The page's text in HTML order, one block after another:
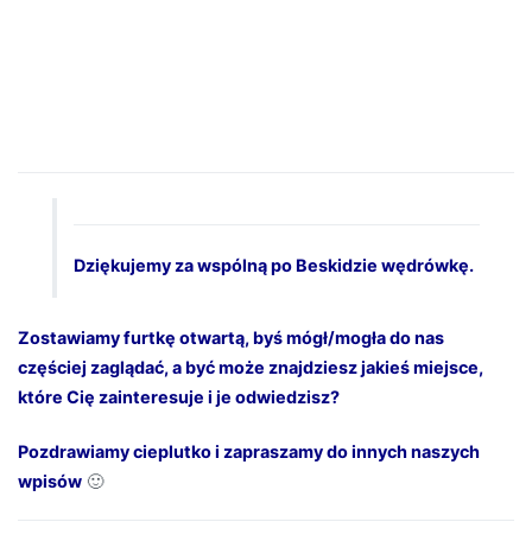
Dziękujemy za wspólną po Beskidzie wędrówkę.
Zostawiamy furtkę otwartą, byś mógł/mogła do nas
częściej zaglądać, a być może znajdziesz jakieś miejsce,
które Cię zainteresuje i je odwiedzisz?
Pozdrawiamy cieplutko i zapraszamy do innych naszych
wpisów 🙂